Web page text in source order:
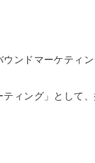
ンドマーケティン
ティング」として